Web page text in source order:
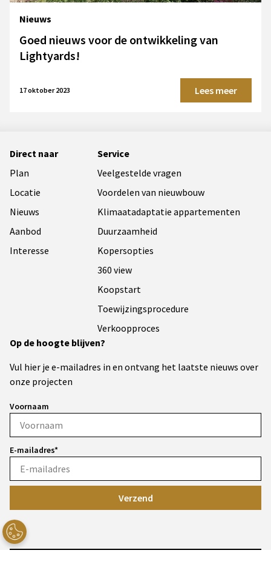
Nieuws
Goed nieuws voor de ontwikkeling van
Lightyards!
17 oktober 2023 Lees meer
Direct naar
Plan
Locatie
Nieuws
Aanbod
Interesse
Service
Veelgestelde vragen
Voordelen van nieuwbouw
Klimaatadaptatie appartementen
Duurzaamheid
Kopersopties
360 view
Koopstart
Toewijzingsprocedure
Verkoopproces
Op de hoogte blijven?
Vul hier je e-mailadres in en ontvang het laatste nieuws over
onze projecten
Voornaam
E-mailadres*
Verzend